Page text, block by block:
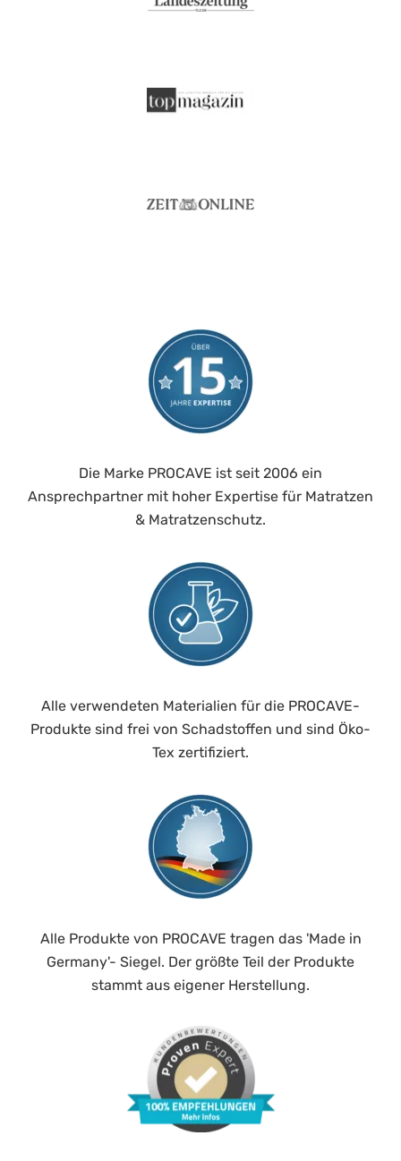
Die Marke PROCAVE ist seit 2006 ein
Ansprechpartner mit hoher Expertise für Matratzen
& Matratzenschutz.
Alle verwendeten Materialien für die PROCAVE-
Produkte sind frei von Schadstoffen und sind Öko-
Tex zertifiziert.
Alle Produkte von PROCAVE tragen das 'Made in
Germany'- Siegel. Der größte Teil der Produkte
stammt aus eigener Herstellung.